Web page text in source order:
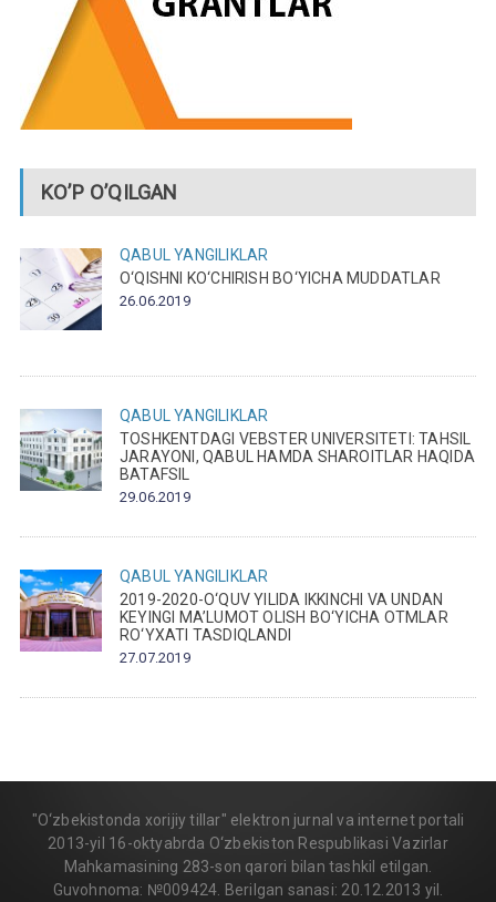
KO’P O’QILGAN
QABUL
YANGILIKLAR
O‘QISHNI KO‘CHIRISH BO‘YICHA MUDDATLAR
26.06.2019
QABUL
YANGILIKLAR
TOSHKENTDAGI VEBSTER UNIVERSITETI: TAHSIL
JARAYONI, QABUL HAMDA SHAROITLAR HAQIDA
BATAFSIL
29.06.2019
QABUL
YANGILIKLAR
2019-2020-O‘QUV YILIDA IKKINCHI VA UNDAN
KEYINGI MA’LUMOT OLISH BO‘YICHA OTMLAR
RO‘YXATI TASDIQLANDI
27.07.2019
"O‘zbekistonda xorijiy tillar" elektron jurnal va internet portali
2013-yil 16-oktyabrda O‘zbekiston Respublikasi Vazirlar
Mahkamasining 283-son qarori bilan tashkil etilgan.
Guvohnoma: №009424. Berilgan sanasi: 20.12.2013 yil.